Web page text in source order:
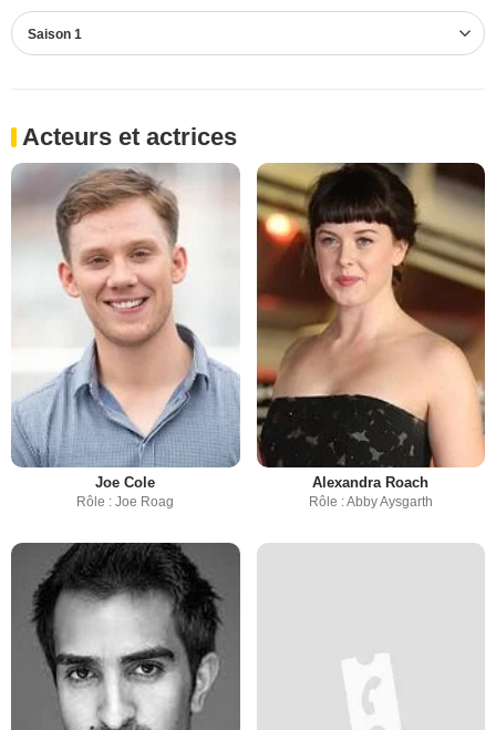
Saison 1
Acteurs et actrices
Joe Cole
Rôle : Joe Roag
Alexandra Roach
Rôle : Abby Aysgarth